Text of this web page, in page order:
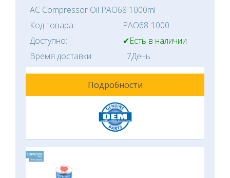
AC Compressor Oil PAO68 1000ml
Код товара:
PAO68-1000
Доступно:
✔Есть в наличии
Время доставки:
7День
Подробности